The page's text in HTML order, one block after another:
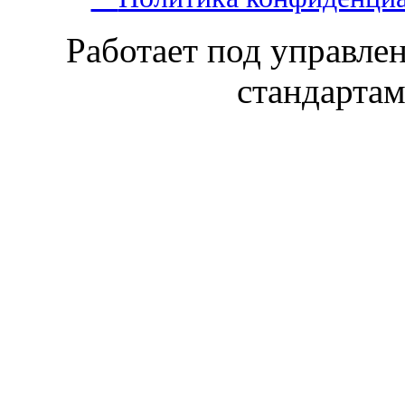
Работает под